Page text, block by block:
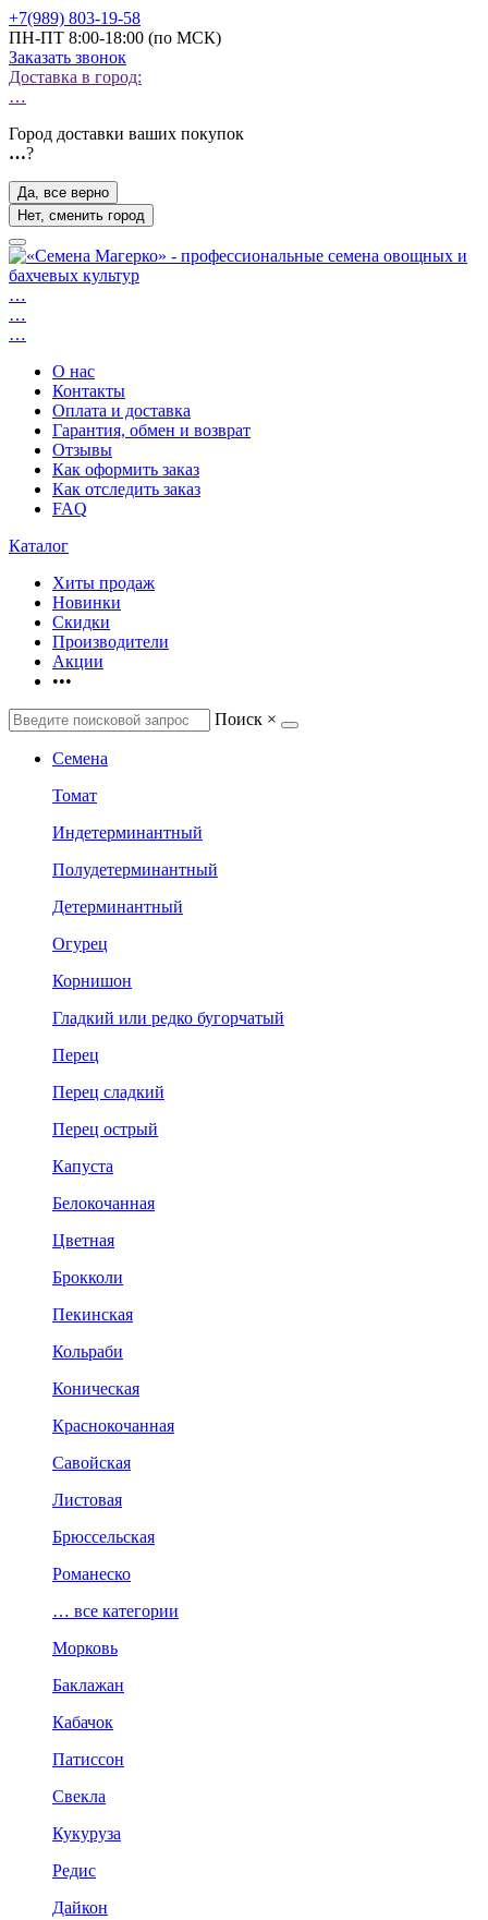
+7(989) 803-19-58
ПН-ПТ 8:00-18:00 (по МСК)
Заказать звонок
Доставка в город:
…
Город доставки ваших покупок
…?
Да, все верно
Нет, сменить город
…
…
…
О нас
Контакты
Оплата и доставка
Гарантия, обмен и возврат
Отзывы
Как оформить заказ
Как отследить заказ
FAQ
Каталог
Хиты продаж
Новинки
Скидки
Производители
Акции
•••
Поиск ×
Семена
Томат
Индетерминантный
Полудетерминантный
Детерминантный
Огурец
Корнишон
Гладкий или редко бугорчатый
Перец
Перец сладкий
Перец острый
Капуста
Белокочанная
Цветная
Брокколи
Пекинская
Кольраби
Коническая
Краснокочанная
Савойская
Листовая
Брюссельская
Романеско
… все категории
Морковь
Баклажан
Кабачок
Патиссон
Свекла
Кукуруза
Редис
Дайкон